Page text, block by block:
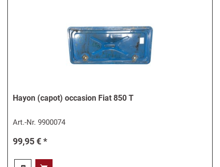
Hayon (capot) occasion Fiat 850 T
Art.-Nr.9900074
99,95 € *